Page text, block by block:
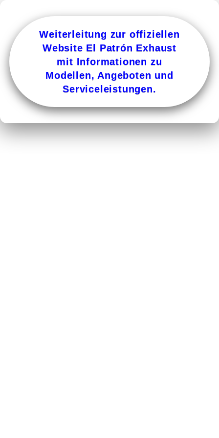
Weiterleitung zur offiziellen
Website El Patrón Exhaust
mit Informationen zu
Modellen, Angeboten und
Serviceleistungen.